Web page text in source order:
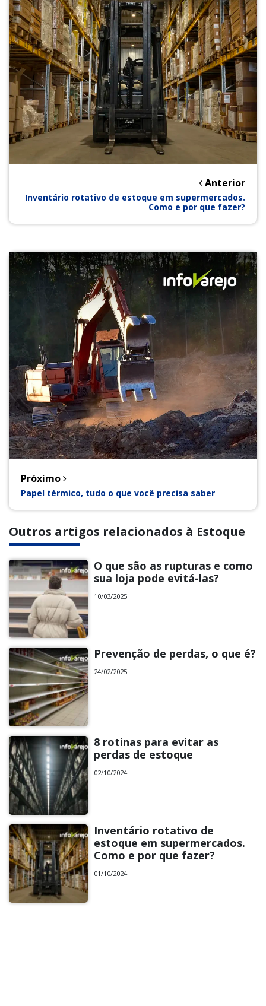
Anterior
Inventário rotativo de estoque em supermercados.
Como e por que fazer?
Próximo
Papel térmico, tudo o que você precisa saber
Outros artigos relacionados à Estoque
O que são as rupturas e como
sua loja pode evitá-las?
10/03/2025
Prevenção de perdas, o que é?
24/02/2025
8 rotinas para evitar as
perdas de estoque
02/10/2024
Inventário rotativo de
estoque em supermercados.
Como e por que fazer?
01/10/2024